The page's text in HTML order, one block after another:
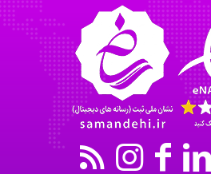
Mehrab